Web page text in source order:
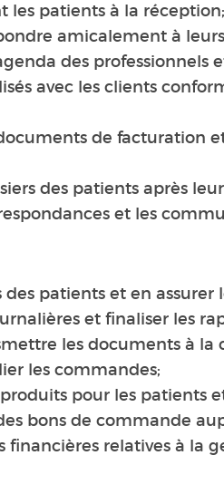
les patients à la réception;
amicalement à
des professionnels
avec les clients
de facturation et
des patients après
et les
patients et en assurer
et finaliser les
les documents à la
les commandes;
pour les patients
bons de commande
relatives à la